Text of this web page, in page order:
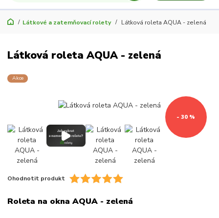
Látkové a zatemňovací rolety Látková roleta AQUA - zelená
Látková roleta AQUA - zelená
Akce
- 30 %
Ohodnotit produkt
Roleta na okna AQUA - zelená